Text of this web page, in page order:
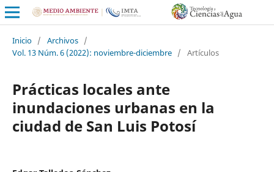
Inicio / Archivos /
Vol. 13 Núm. 6 (2022): noviembre-diciembre / Artículos
Prácticas locales ante
inundaciones urbanas en la
ciudad de San Luis Potosí